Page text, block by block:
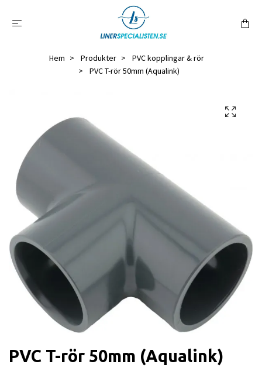
Hem Produkter
PVC kopplingar & rör
PVC T-rör 50mm (Aqualink)
PVC T-rör 50mm (Aqualink)